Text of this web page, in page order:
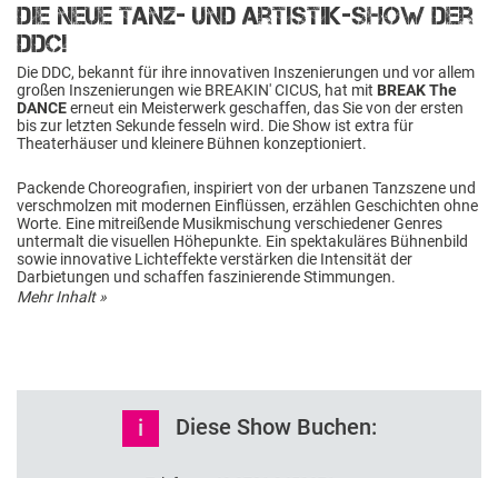
Die neue Tanz- und Artistik-Show der
DDC!
Die DDC, bekannt für ihre innovativen Inszenierungen und vor allem
großen Inszenierungen wie BREAKIN' CICUS, hat mit BREAK The
DANCEerneut ein Meisterwerk geschaffen, das Sie von der ersten
bis zur letzten Sekunde fesseln wird. Die Show ist extra für
Theaterhäuser und kleinere Bühnen konzeptioniert.
Packende Choreografien, inspiriert von der urbanen Tanzszene und
verschmolzen mit modernen Einflüssen, erzählen Geschichten ohne
Worte. Eine mitreißende Musikmischung verschiedener Genres
untermalt die visuellen Höhepunkte. Ein spektakuläres Bühnenbild
sowie innovative Lichteffekte verstärken die Intensität der
Darbietungen und schaffen faszinierende Stimmungen.
Mehr Inhalt »
i Diese Show Buchen: